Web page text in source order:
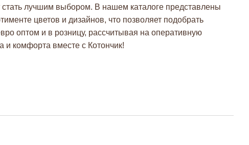
лучшим выбором. В нашем каталоге представлены
цветов и дизайнов, что позволяет подобрать
оптом и в розницу, рассчитывая на оперативную
и комфорта вместе с Котончик!